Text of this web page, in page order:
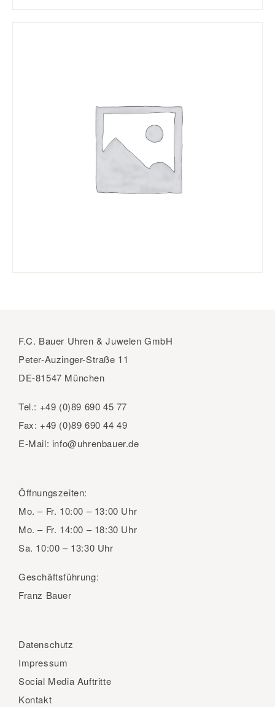
F.C. Bauer Uhren & Juwelen GmbH
Peter-Auzinger-Straße 11
DE-81547 München
Tel.: +49 (0)89 690 45 77
Fax: +49 (0)89 690 44 49
E-Mail: info@uhrenbauer.de
Öffnungszeiten:
Mo. – Fr. 10:00 – 13:00 Uhr
Mo. – Fr. 14:00 – 18:30 Uhr
Sa. 10:00 – 13:30 Uhr
Geschäftsführung:
Franz Bauer
Datenschutz
Impressum
Social Media Auftritte
Kontakt